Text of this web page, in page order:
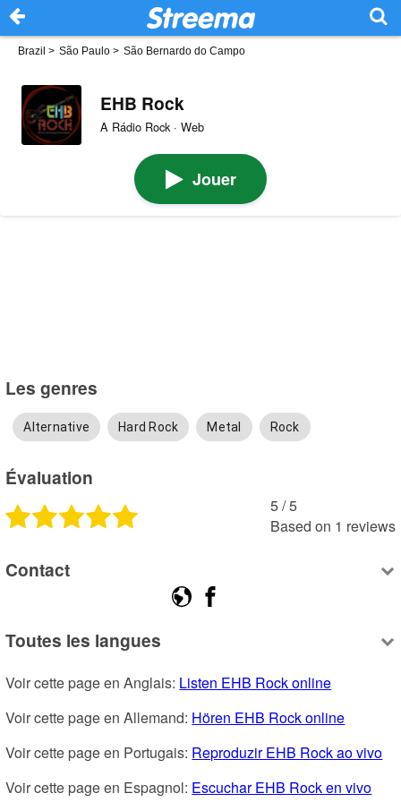
Brazil > São Paulo > São Bernardo do Campo
EHB Rock
A Rádio Rock · Web
Jouer
Les genres
Alternative Hard Rock Metal Rock
Évaluation
5 /5
Based on 1 reviews
Contact
Toutes les langues
Voir cette page en Anglais: Listen EHB Rock online
Voir cette page en Allemand: Hören EHB Rock online
Voir cette page en Portugais: Reproduzir EHB Rock ao vivo
Voir cette page en Espagnol: Escuchar EHB Rock en vivo